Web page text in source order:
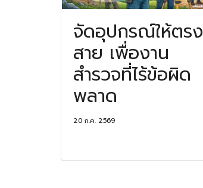
จัดอุปกรณ์ให้ตรง
สาย เพื่องาน
สำรวจที่ไร้ข้อผิด
พลาด
20 ก.ค. 2569